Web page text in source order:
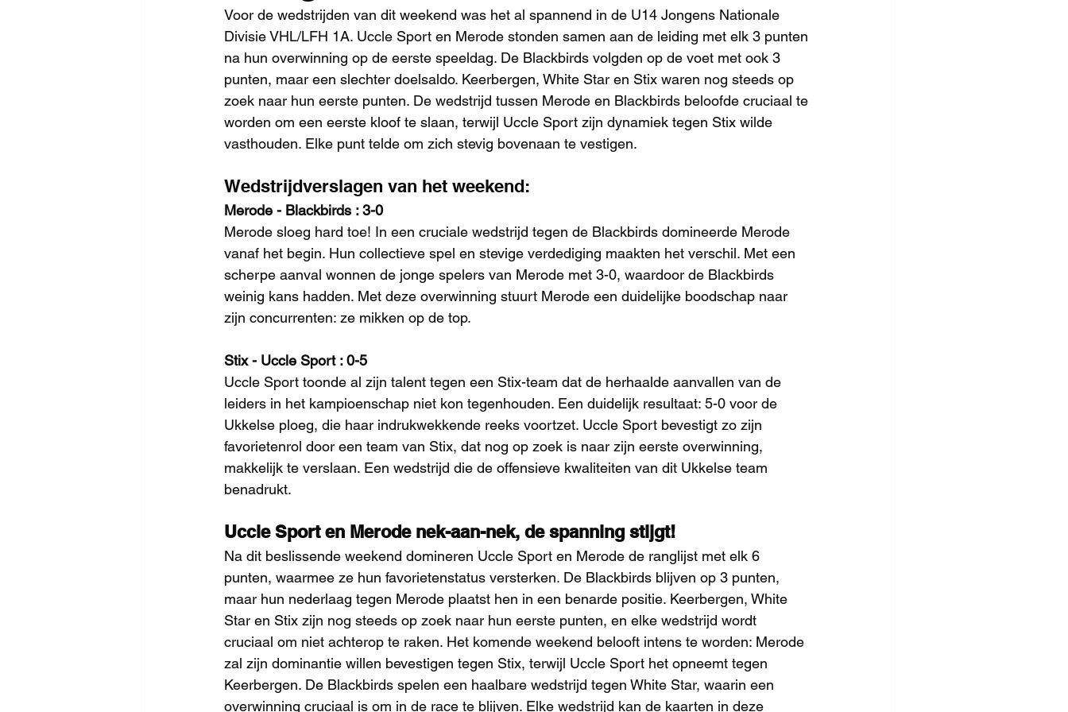
Voor de wedstrijden van dit weekend was het al spannend in de U14 Jongens Nationale
Divisie VHL/LFH 1A. Uccle Sport en Merode stonden samen aan de leiding met elk 3 punten
na hun overwinning op de eerste speeldag. De Blackbirds volgden op de voet met ook 3
punten, maar een slechter doelsaldo. Keerbergen, White Star en Stix waren nog steeds op
zoek naar hun eerste punten. De wedstrijd tussen Merode en Blackbirds beloofde cruciaal te
worden om een eerste kloof te slaan, terwijl Uccle Sport zijn dynamiek tegen Stix wilde
vasthouden. Elke punt telde om zich stevig bovenaan te vestigen.
Wedstrijdverslagen van het weekend:
Merode - Blackbirds : 3-0
Merode sloeg hard toe! In een cruciale wedstrijd tegen de Blackbirds domineerde Merode
vanaf het begin. Hun collectieve spel en stevige verdediging maakten het verschil. Met een
scherpe aanval wonnen de jonge spelers van Merode met 3-0, waardoor de Blackbirds
weinig kans hadden. Met deze overwinning stuurt Merode een duidelijke boodschap naar
zijn concurrenten: ze mikken op de top.
Stix - Uccle Sport : 0-5
Uccle Sport toonde al zijn talent tegen een Stix-team dat de herhaalde aanvallen van de
leiders in het kampioenschap niet kon tegenhouden. Een duidelijk resultaat: 5-0 voor de
Ukkelse ploeg, die haar indrukwekkende reeks voortzet. Uccle Sport bevestigt zo zijn
favorietenrol door een team van Stix, dat nog op zoek is naar zijn eerste overwinning,
makkelijk te verslaan. Een wedstrijd die de offensieve kwaliteiten van dit Ukkelse team
benadrukt.
Uccle Sport en Merode nek-aan-nek, de spanning stijgt!
Na dit beslissende weekend domineren Uccle Sport en Merode de ranglijst met elk 6
punten, waarmee ze hun favorietenstatus versterken. De Blackbirds blijven op 3 punten,
maar hun nederlaag tegen Merode plaatst hen in een benarde positie. Keerbergen, White
Star en Stix zijn nog steeds op zoek naar hun eerste punten, en elke wedstrijd wordt
cruciaal om niet achterop te raken. Het komende weekend belooft intens te worden: Merode
zal zijn dominantie willen bevestigen tegen Stix, terwijl Uccle Sport het opneemt tegen
Keerbergen. De Blackbirds spelen een haalbare wedstrijd tegen White Star, waarin een
overwinning cruciaal is om in de race te blijven. Elke wedstrijd kan de kaarten in deze